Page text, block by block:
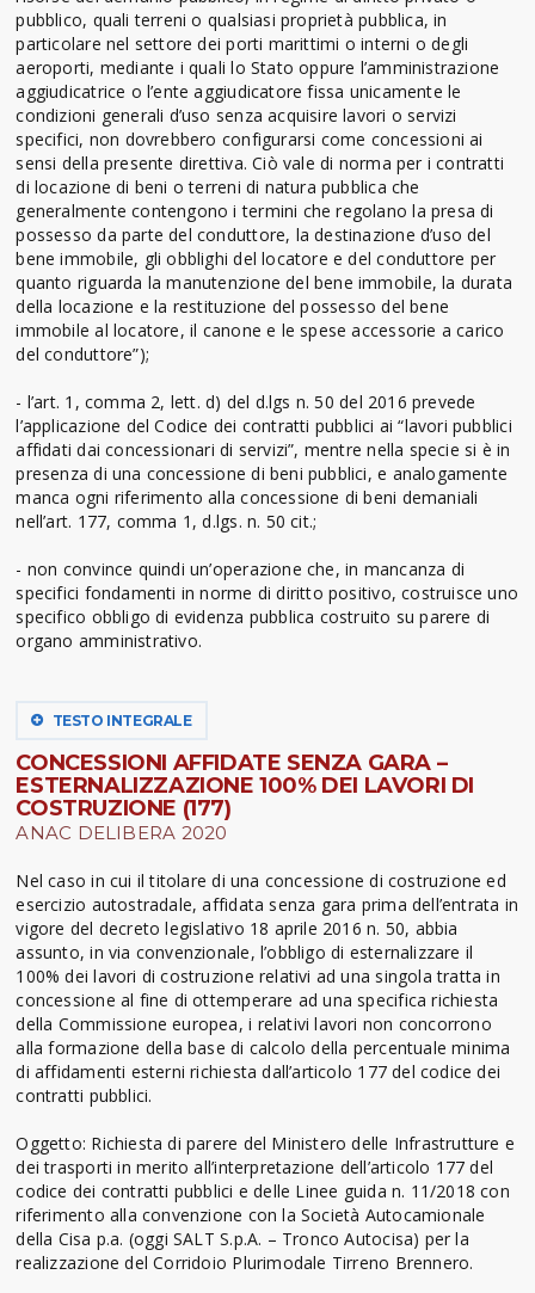
pubblico, quali terreni o qualsiasi proprietà pubblica, in
particolare nel settore dei porti marittimi o interni o degli
aeroporti, mediante i quali lo Stato oppure l’amministrazione
aggiudicatrice o l’ente aggiudicatore fissa unicamente le
condizioni generali d’uso senza acquisire lavori o servizi
specifici, non dovrebbero configurarsi come concessioni ai
sensi della presente direttiva. Ciò vale di norma per i contratti
di locazione di beni o terreni di natura pubblica che
generalmente contengono i termini che regolano la presa di
possesso da parte del conduttore, la destinazione d’uso del
bene immobile, gli obblighi del locatore e del conduttore per
quanto riguarda la manutenzione del bene immobile, la durata
della locazione e la restituzione del possesso del bene
immobile al locatore, il canone e le spese accessorie a carico
del conduttore”);
- l’art. 1, comma 2, lett. d) del d.lgs n. 50 del 2016 prevede
l’applicazione del Codice dei contratti pubblici ai “lavori pubblici
affidati dai concessionari di servizi”, mentre nella specie si è in
presenza di una concessione di beni pubblici, e analogamente
manca ogni riferimento alla concessione di beni demaniali
nell’art. 177, comma 1, d.lgs. n. 50 cit.;
- non convince quindi un’operazione che, in mancanza di
specifici fondamenti in norme di diritto positivo, costruisce uno
specifico obbligo di evidenza pubblica costruito su parere di
organo amministrativo.
TESTO INTEGRALE
CONCESSIONI AFFIDATE SENZA GARA –
ESTERNALIZZAZIONE 100% DEI LAVORI DI
COSTRUZIONE (177)
ANAC DELIBERA 2020
Nel caso in cui il titolare di una concessione di costruzione ed
esercizio autostradale, affidata senza gara prima dell’entrata in
vigore del decreto legislativo 18 aprile 2016 n. 50, abbia
assunto, in via convenzionale, l’obbligo di esternalizzare il
100% dei lavori di costruzione relativi ad una singola tratta in
concessione al fine di ottemperare ad una specifica richiesta
della Commissione europea, i relativi lavori non concorrono
alla formazione della base di calcolo della percentuale minima
di affidamenti esterni richiesta dall’articolo 177 del codice dei
contratti pubblici.
Oggetto: Richiesta di parere del Ministero delle Infrastrutture e
dei trasporti in merito all’interpretazione dell’articolo 177 del
codice dei contratti pubblici e delle Linee guida n. 11/2018 con
riferimento alla convenzione con la Società Autocamionale
della Cisa p.a. (oggi SALT S.p.A. – Tronco Autocisa) per la
realizzazione del Corridoio Plurimodale Tirreno Brennero.